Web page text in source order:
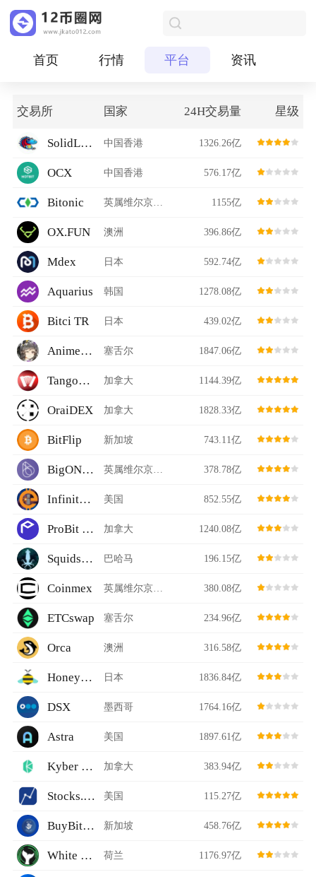
首页 行情 平台 资讯
交易所 国家 24H交易量 星级
SolidLizard 中国香港 1326.26亿
OCX 中国香港 576.17亿
Bitonic 英属维尔京群岛 1155亿
OX.FUN 澳洲 396.86亿
Mdex 日本 592.74亿
Aquarius 韩国 1278.08亿
Bitci TR 日本 439.02亿
Animeswap 塞舌尔 1847.06亿
TangoSwap 加拿大 1144.39亿
OraiDEX 加拿大 1828.33亿
BitFlip 新加坡 743.11亿
BigONE Futures 英属维尔京群岛 378.78亿
InfinityCoin Exchange 美国 852.55亿
ProBit Global 加拿大 1240.08亿
Squidswap 巴哈马 196.15亿
Coinmex 英属维尔京群岛 380.08亿
ETCswap 塞舌尔 234.96亿
Orca 澳洲 316.58亿
Honeyswap 日本 1836.84亿
DSX 墨西哥 1764.16亿
Astra 美国 1897.61亿
Kyber Network 加拿大 383.94亿
Stocks.Exchange 美国 115.27亿
BuyBitcoin 新加坡 458.76亿
White Whale 荷兰 1176.97亿